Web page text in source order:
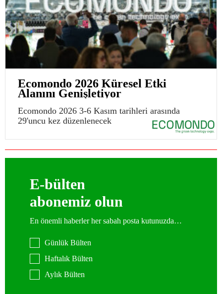
Ecomondo 2026 Küresel Etki
Alanını Genişletiyor
Ecomondo 2026 3-6 Kasım tarihleri arasında
29'uncu kez düzenlenecek
E-bülten
abonemiz olun
En önemli haberler her sabah posta kutunuzda…
Günlük Bülten
Haftalık Bülten
Aylık Bülten